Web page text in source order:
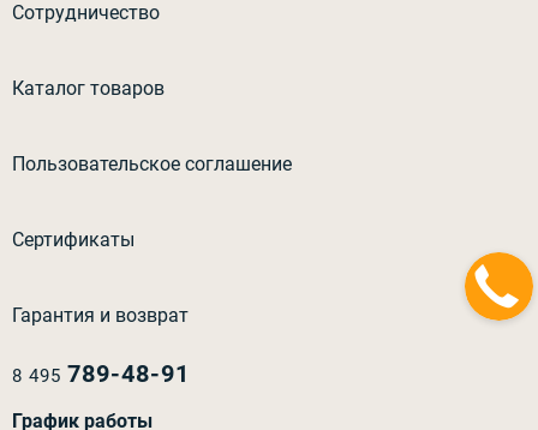
Сотрудничество
Каталог товаров
Пользовательское соглашение
Сертификаты
Гарантия и возврат
8 495 789-48-91
График работы